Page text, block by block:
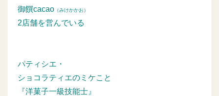
御饌cacao （みけかかお）
2店舗を営んでいる
パティシエ・
ショコラティエのミケこと
『洋菓子一級技能士』